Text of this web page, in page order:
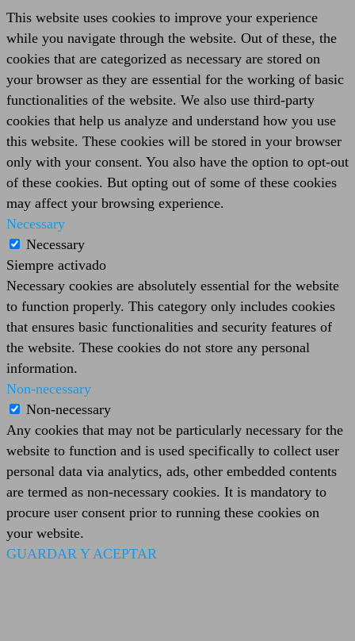
This website uses cookies to improve your experience
while you navigate through the website. Out of these, the
cookies that are categorized as necessary are stored on
your browser as they are essential for the working of basic
functionalities of the website. We also use third-party
cookies that help us analyze and understand how you use
this website. These cookies will be stored in your browser
only with your consent. You also have the option to opt-out
of these cookies. But opting out of some of these cookies
may affect your browsing experience.
Necessary
Necessary
Siempre activado
Necessary cookies are absolutely essential for the website
to function properly. This category only includes cookies
that ensures basic functionalities and security features of
the website. These cookies do not store any personal
information.
Non-necessary
Non-necessary
Any cookies that may not be particularly necessary for the
website to function and is used specifically to collect user
personal data via analytics, ads, other embedded contents
are termed as non-necessary cookies. It is mandatory to
procure user consent prior to running these cookies on
your website.
GUARDAR Y ACEPTAR